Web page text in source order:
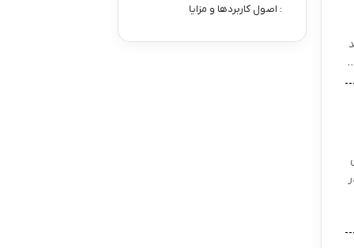
: اصول کاربردها و مزایا